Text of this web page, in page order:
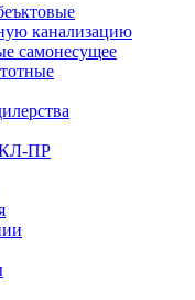
канализацию
самонесущее
ПР